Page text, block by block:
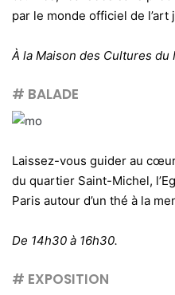
par le monde officiel de l’art
À la Maison des Cultures du
# BALADE
Laissez-vous guider au
du quartier Saint-Michel,
Paris autour d’un thé à la
De 14h30 à 16h30.
# EXPOSITION